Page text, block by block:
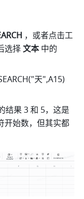
，或者点击工
选择 文本
天",A15)
结果 3 和 5，这是
开始数，但其实都